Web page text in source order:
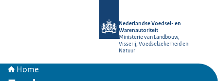
Nederlandse Voedsel- en
Warenautoriteit
Ministerie van Landbouw,
Visserij, Voedselzekerheid en
Natuur
Home